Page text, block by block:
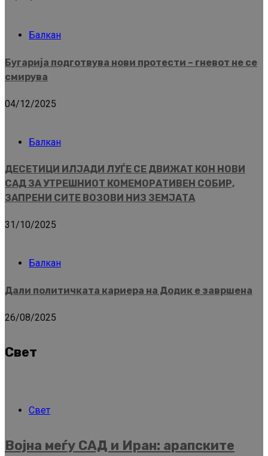
Балкан
Бугарија подготвува нови протести – гневот не се
смирува
04/12/2025
Балкан
ДЕСЕТИЦИ ИЛЈАДИ ЛУЃЕ СЕ ДВИЖАТ КОН НОВИ
САД ЗА УТРЕШНИОТ КОМЕМОРАТИВЕН СОБИР,
ЗАПРЕНИ СИТЕ ВОЗОВИ НИЗ ЗЕМЈАТА
31/10/2025
Балкан
Дали политичката кариера на Додик е завршена
26/08/2025
Свет
Свет
Војна меѓу САД и Иран: арапските